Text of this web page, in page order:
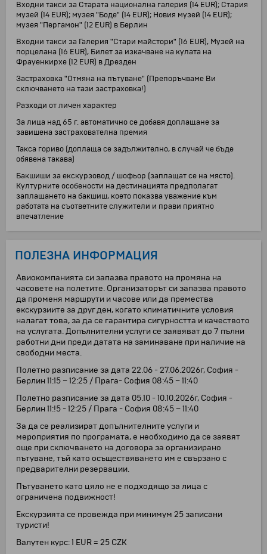
Входни такси за Старата национална галерия (14 EUR); Стария
музей (14 EUR); музея "Боде" (14 EUR); Новия музей (14 EUR);
музея "Пергамон" (12 EUR) в Берлин
Входни такси за Галерия "Стари майстори" (16 EUR), Музей на
порцелана (16 EUR), Билет за изкачване на кулата на
Фрауенкирхе (12 EUR) в Дрезден
Застраховка "Отмяна на пътуване" (Препоръчваме Ви
сключването на тази застраховка!)
Разходи от личен характер
За лица над 65 г. автоматично се добавя доплащане за
завишена застрахователна премия
Такса гориво (доплаща се задължително, в случай че бъде
обявена такава)
Бакшиши за екскурзовод / шофьор (заплащат се на място).
Културните особености на дестинацията предполагат
заплащането на бакшиш, което показва уважение към
работата на съответните служители и прави приятно
впечатление
ПОЛЕЗНА ИНФОРМАЦИЯ
Авиокомпанията си запазва правото на промяна на
часовете на полетите. Организаторът си запазва правото
да променя маршрути и часове или да премества
екскурзиите за друг ден, когато климатичните условия
налагат това, за да се гарантира сигурността и качеството
на услугата. Допълнителни услуги се заявяват до 7 пълни
работни дни преди датата на заминаване при наличие на
свободни места.
Полетно разписание за дата 22.06 - 27.06.2026г, София -
Берлин 11:15 – 12:25 / Прага- София 08:45 – 11:40
Полетно разписание за дата 05.10 - 10.10.2026г, София -
Берлин 11:!5 - 12:25 / Прага - София 08:45 – 11:40
За да се реализират допълнителните услуги и
мероприятия по програмата, е необходимо да се заявят
още при сключването на договора за организирано
пътуване, тъй като осъществяването им е свързано с
предварителни резервации.
Пътуването като цяло не е подходящо за лица с
ограничена подвижност!
Екскурзията се провежда при минимум 25 записани
туристи!
Валутен курс: 1 EUR = 25 CZK